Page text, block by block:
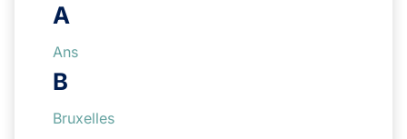
A
Ans
B
Bruxelles